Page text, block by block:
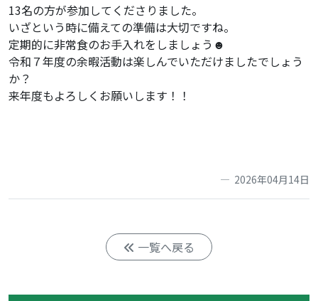
13名の方が参加してくださりました。
いざという時に備えての準備は大切ですね。
定期的に非常食のお手入れをしましょう☻
令和７年度の余暇活動は楽しんでいただけましたでしょう
か？
来年度もよろしくお願いします！！
2026年04月14日
一覧へ戻る